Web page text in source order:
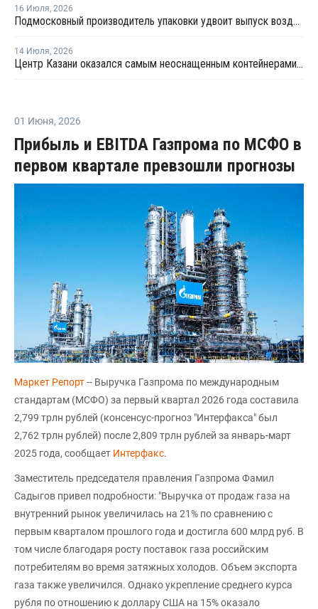
16 Июля, 2026
Подмосковный производитель упаковки удвоит выпуск воздушно-пузырчатой пленки до 30 млн кв. метров в год
14 Июля, 2026
Центр Казани оказался самым неоснащенным контейнерами раздельного сбора отходов
01 Июня, 2026
Прибыль и EBITDA Газпрома по МСФО в
первом квартале превзошли прогнозы
Маркет Репорт-- Выручка Газпрома по международным
стандартам (МСФО) за первый квартал 2026 года составила
2,799 трлн рублей (консенсус-прогноз "Интерфакса" был
2,762 трлн рублей) после 2,809 трлн рублей за январь-март
2025 года, сообщает Интерфакс.
Заместитель председателя правления Газпрома Фамил
Садыгов привел подробности: "Выручка от продаж газа на
внутренний рынок увеличилась на 21% по сравнению с
первым кварталом прошлого года и достигла 600 млрд руб. В
том числе благодаря росту поставок газа российским
потребителям во время затяжных холодов. Объем экспорта
газа также увеличился. Однако укрепление среднего курса
рубля по отношению к доллару США на 15% оказало